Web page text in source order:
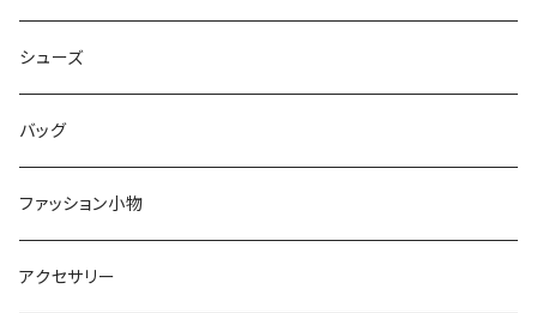
ニット
コート
パンツ
ショートパンツ
スカート
オールインワン
シューズ
バッグ
ファッション小物
アクセサリー